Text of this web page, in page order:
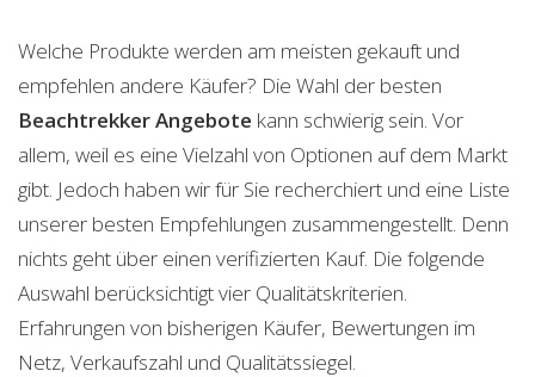
Welche Produkte werden am meisten gekauft und
empfehlen andere Käufer? Die Wahl der besten
BeachtrekkerAngebote kann schwierig sein. Vor
allem, weil es eine Vielzahl von Optionen auf dem Markt
gibt. Jedoch haben wir für Sie recherchiert und eine Liste
unserer besten Empfehlungen zusammengestellt. Denn
nichts geht über einen verifizierten Kauf. Die folgende
Auswahl berücksichtigt vier Qualitätskriterien.
Erfahrungen von bisherigen Käufer, Bewertungen im
Netz, Verkaufszahl und Qualitätssiegel.